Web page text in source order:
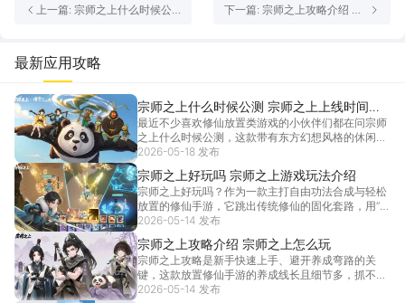
上一篇: 宗师之上什么时候公
下一篇: 宗师之上攻略介绍 宗
最新应用攻略
宗师之上什么时候公测 宗师之上上线时间介
绍
最近不少喜欢修仙放置类游戏的小伙伴们都在问宗师
之上什么时候公测，这款带有东方幻想风格的休闲新
作最近还联动了浪浪山小妖怪，也是吸引了大批玩家
提前掌握准确的上线日期，做好预约准备，就不会错
过一系列的 [详情]
2026-05-18 发布
宗师之上好玩吗 宗师之上游戏玩法介绍
宗师之上好玩吗？作为一款主打自由功法合成与轻松
放置的修仙手游，它跳出传统修仙的固化套路，用“废
功变神技”的合成玩法和离线成长机制，给玩家带来足
钻研流派搭配的策略党，还是只想轻松挂机养成的休
闲党， [详情]
2026-05-14 发布
宗师之上攻略介绍 宗师之上怎么玩
宗师之上攻略是新手快速上手、避开养成弯路的关
键，这款放置修仙手游的养成线长且细节多，抓不住
重点易浪费资源、拖慢境界进度。宗师之上攻略核心
2026-05-14 发布